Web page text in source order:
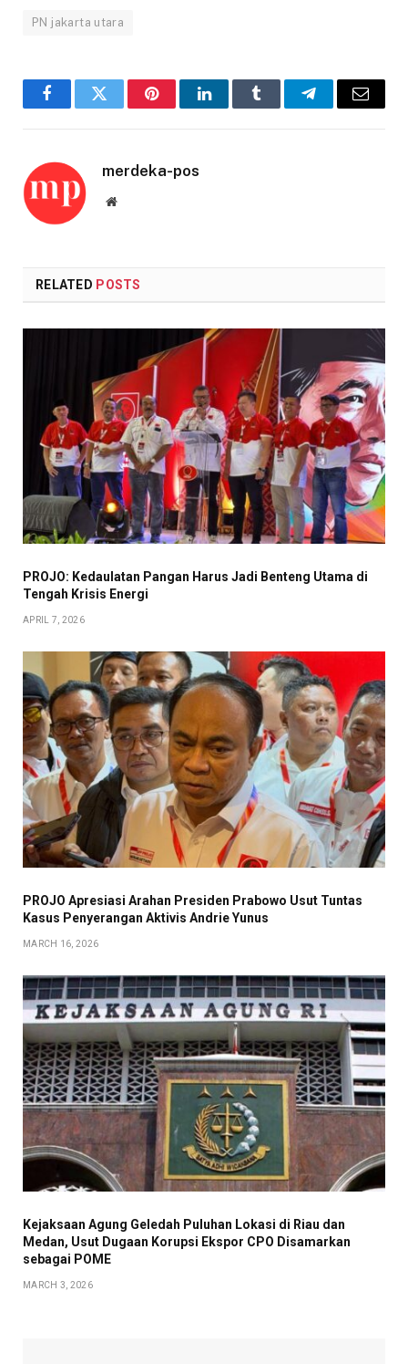
PN jakarta utara
FacebookTwitter PinterestLinkedInTumblr TelegramEmail
merdeka-pos
Website
RELATED POSTS
PROJO: Kedaulatan Pangan Harus Jadi Benteng Utama di
Tengah Krisis Energi
APRIL 7, 2026
PROJO Apresiasi Arahan Presiden Prabowo Usut Tuntas
Kasus Penyerangan Aktivis Andrie Yunus
MARCH 16, 2026
Kejaksaan Agung Geledah Puluhan Lokasi di Riau dan
Medan, Usut Dugaan Korupsi Ekspor CPO Disamarkan
sebagai POME
MARCH 3, 2026